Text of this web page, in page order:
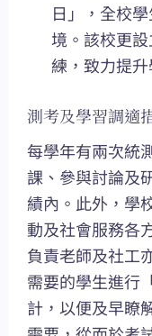
日」，全校
境。該校更
練，致力提
測考及學習調適
每學年有兩次統
課、參與討論及
績內。此外，學
動及社會服務各
負責老師及社工
需要的學生進行
計，以便及早瞭